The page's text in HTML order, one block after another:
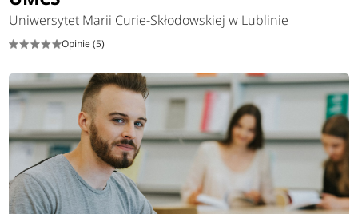
Uniwersytet Marii Curie-Skłodowskiej w Lublinie
Opinie (5)